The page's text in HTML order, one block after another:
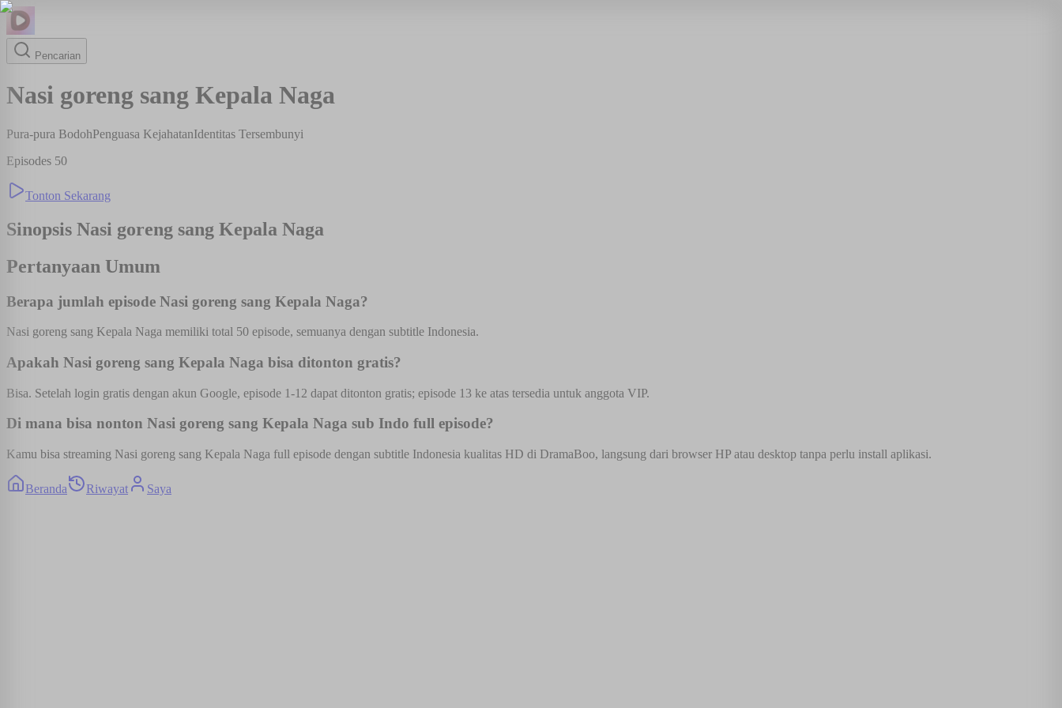
Pencarian
Nasi goreng sang Kepala Naga
Pura-pura BodohPenguasa KejahatanIdentitas Tersembunyi
Episodes 50
Tonton Sekarang
Sinopsis Nasi goreng sang Kepala Naga
Pertanyaan Umum
Berapa jumlah episode Nasi goreng sang Kepala Naga?
Nasi goreng sang Kepala Naga memiliki total 50 episode, semuanya dengan subtitle Indonesia.
Apakah Nasi goreng sang Kepala Naga bisa ditonton gratis?
Bisa. Setelah login gratis dengan akun Google, episode 1-12 dapat ditonton gratis; episode 13 ke atas tersedia untuk anggota VIP.
Di mana bisa nonton Nasi goreng sang Kepala Naga sub Indo full episode?
Kamu bisa streaming Nasi goreng sang Kepala Naga full episode dengan subtitle Indonesia kualitas HD di DramaBoo, langsung dari browser HP atau desktop tanpa perlu install aplikasi.
Beranda Riwayat Saya